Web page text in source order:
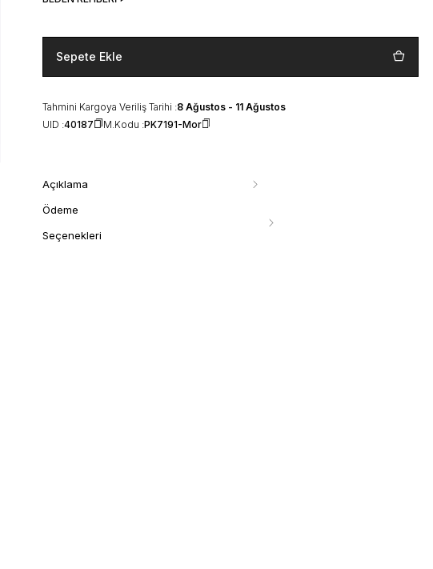
Sepete Ekle
Tahmini Kargoya Veriliş Tarihi :8 Ağustos - 11 Ağustos
UID :40187 M.Kodu :PK7191-Mor
Açıklama
Ödeme
Seçenekleri